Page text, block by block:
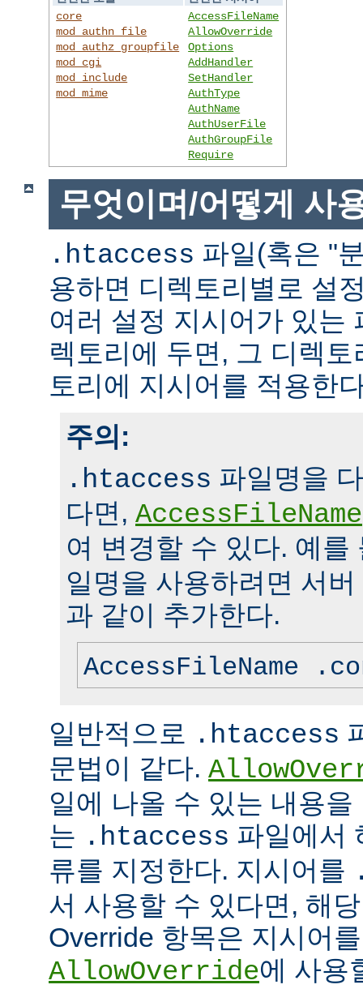
core
mod_authn_file
mod_authz_groupfile
mod_cgi
mod_include
mod_mime
AccessFileName
AllowOverride
Options
AddHandler
SetHandler
AuthType
AuthName
AuthUserFile
AuthGroupFile
Require
무엇이며/어떻게 사
.htaccess 파일(혹은 "
용하면 디렉토리별로 설
여러 설정 지시어가 있는
렉토리에 두면, 그 디렉
토리에 지시어를 적용한
주의:
.htaccess 파일명을
다면, AccessFileName
여 변경할 수 있다. 예
일명을 사용하려면 서
과 같이 추가한다.
AccessFileName
일반적으로 .htaccess
문법이 같다.
일에 나올 수 있는 내용
는 .htaccess 파일에서
류를 지정한다. 지시어를
서 사용할 수 있다면, 해
Override 항목은 지시어
AllowOverride에 사용